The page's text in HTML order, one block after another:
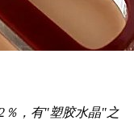
％，有"塑胶水晶"之